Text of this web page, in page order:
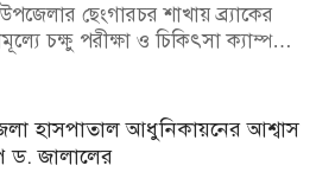
ছেংগারচর শাখায় ব্র্যাকের
চক্ষু পরীক্ষা ও চিকিৎসা ক্যাম্প…
হাসপাতাল আধুনিকায়নের আশ্বাস
ড. জালালের